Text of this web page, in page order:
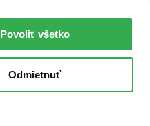
Povoliť všetko
Odmietnuť